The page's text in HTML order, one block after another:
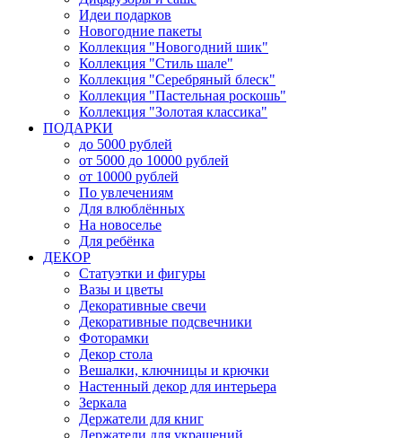
Идеи подарков
Новогодние пакеты
Коллекция "Новогодний шик"
Коллекция "Стиль шале"
Коллекция "Серебряный блеск"
Коллекция "Пастельная роскошь"
Коллекция "Золотая классика"
ПОДАРКИ
до 5000 рублей
от 5000 до 10000 рублей
от 10000 рублей
По увлечениям
Для влюблённых
На новоселье
Для ребёнка
ДЕКОР
Статуэтки и фигуры
Вазы и цветы
Декоративные свечи
Декоративные подсвечники
Фоторамки
Декор стола
Вешалки, ключницы и крючки
Настенный декор для интерьера
Зеркала
Держатели для книг
Держатели для украшений